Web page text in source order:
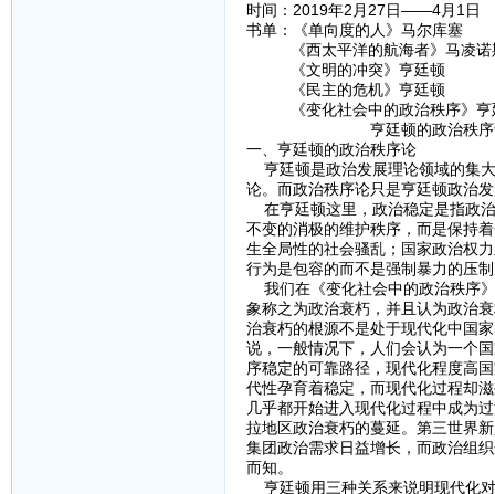
时间：2019年2月27日——4月1日
书单：《单向度的人》马尔库塞
《西太平洋的航海者》马凌诺
《文明的冲突》亨廷顿
《民主的危机》亨廷顿
《变化社会中的政治秩序》亨
亨廷顿的政治秩序论和
一、亨廷顿的政治秩序论
亨廷顿是政治发展理论领域的集
论。而政治秩序论只是亨廷顿政治
在亨廷顿这里，政治稳定是指政
不变的消极的维护秩序，而是保持
生全局性的社会骚乱；国家政治权
行为是包容的而不是强制暴力的压
我们在《变化社会中的政治秩序
象称之为政治衰朽，并且认为政治
治衰朽的根源不是处于现代化中国
说，一般情况下，人们会认为一个
序稳定的可靠路径，现代化程度高
代性孕育着稳定，而现代化过程却
几乎都开始进入现代化过程中成为
拉地区政治衰朽的蔓延。第三世界
集团政治需求日益增长，而政治组
而知。
亨廷顿用三种关系来说明现代化